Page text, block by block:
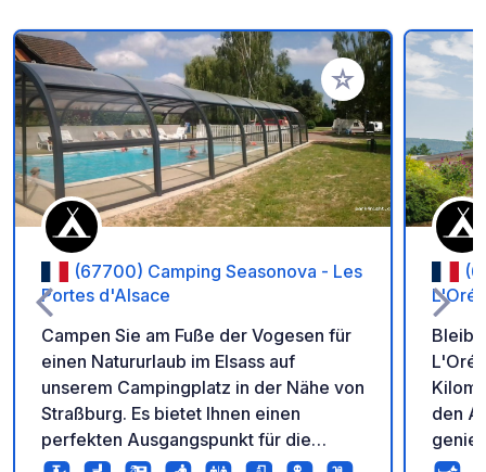
Zu Ihren Favoriten
(67700) Camping Seasonova - Les
Portes d'Alsace
Campen Sie am Fuße der Vogesen für
einen Natururlaub im Elsass auf
unserem Campingplatz in der Nähe von
Straßburg. Es bietet Ihnen einen
perfekten Ausgangspunkt für die
Erkundung dieser wunderschönen
den